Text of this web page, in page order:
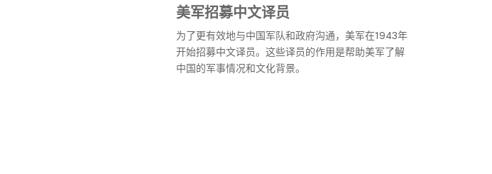
美军招募中文译员
为了更有效地与中国军队和政府沟通，美军在1943年
开始招募中文译员。这些译员的作用是帮助美军了解
中国的军事情况和文化背景。